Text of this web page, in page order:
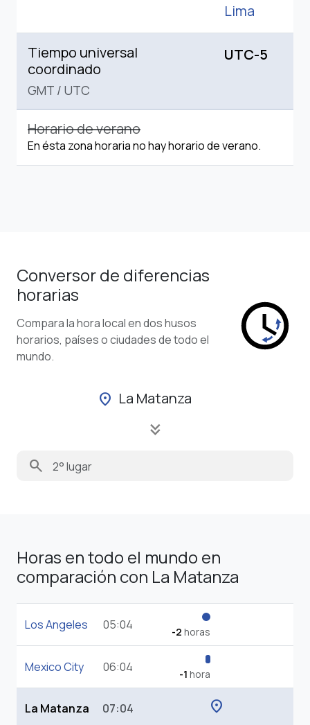
Lima
Tiempo universal
coordinado
GMT / UTC
UTC-5
Horario de verano
En ésta zona horaria no hay horario de verano.
Conversor de diferencias
horarias
Compara la hora local en dos husos
horarios, países o ciudades de todo el
mundo.
location_on La Matanza
keyboard_double_arrow_down
search
Horas en todo el mundo en
comparación con La Matanza
Los Angeles 05:04 -2 horas
Mexico City 06:04 -1 hora
La Matanza 07:04 location_on